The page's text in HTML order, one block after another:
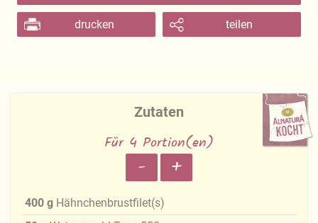
drucken teilen
Zutaten
Für 4 Portion(en)
- +
400 g Hähnchenbrustfilet(s)